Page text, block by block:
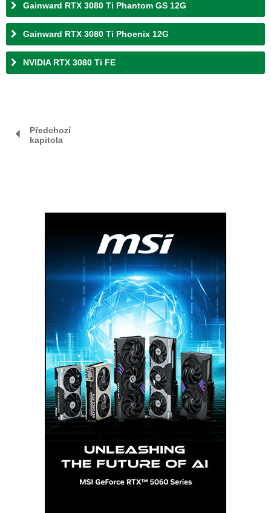
Gainward RTX 3080 Ti Phantom GS 12G
Gainward RTX 3080 Ti Phoenix 12G
NVIDIA RTX 3080 Ti FE
Předchozí
kapitola